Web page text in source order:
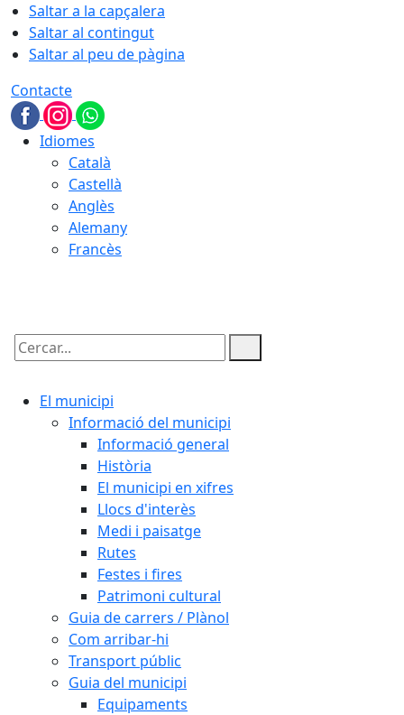
Saltar a la capçalera
Saltar al contingut
Saltar al peu de pàgina
Contacte
Idiomes
Català
Castellà
Anglès
Alemany
Francès
Cercar:
El municipi
Informació del municipi
Informació general
Història
El municipi en xifres
Llocs d'interès
Medi i paisatge
Rutes
Festes i fires
Patrimoni cultural
Guia de carrers / Plànol
Com arribar-hi
Transport públic
Guia del municipi
Equipaments